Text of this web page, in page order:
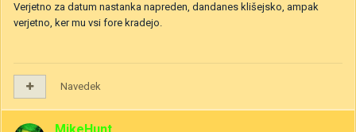
Verjetno za datum nastanka napreden, dandanes klišejsko, ampak
verjetno, ker mu vsi fore kradejo.
Navedek